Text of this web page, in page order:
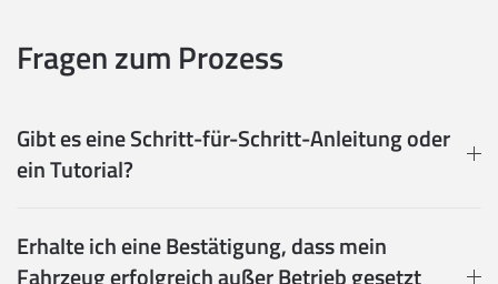
Fragen zum Prozess
Gibt es eine Schritt-für-Schritt-Anleitung oder
ein Tutorial?
Erhalte ich eine Bestätigung, dass mein
Fahrzeug erfolgreich außer Betrieb gesetzt